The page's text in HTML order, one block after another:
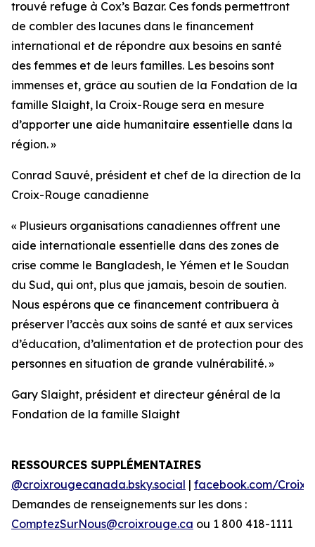
trouvé refuge à Cox’s Bazar. Ces fonds permettront
de combler des lacunes dans le financement
international et de répondre aux besoins en santé
des femmes et de leurs familles. Les besoins sont
immenses et, grâce au soutien de la Fondation de la
famille Slaight, la Croix-Rouge sera en mesure
d’apporter une aide humanitaire essentielle dans la
région. »
Conrad Sauvé, président et chef de la direction de la
Croix-Rouge canadienne
« Plusieurs organisations canadiennes offrent une
aide internationale essentielle dans des zones de
crise comme le Bangladesh, le Yémen et le Soudan
du Sud, qui ont, plus que jamais, besoin de soutien.
Nous espérons que ce financement contribuera à
préserver l’accès aux soins de santé et aux services
d’éducation, d’alimentation et de protection pour des
personnes en situation de grande vulnérabilité. »
Gary Slaight, président et directeur général de la
Fondation de la famille Slaight
RESSOURCES SUPPLÉMENTAIRES
@croixrougecanada.bsky.social | facebook.com/
Demandes de renseignements sur les dons :
ComptezSurNous@croixrouge.ca ou 1 800 418-1111